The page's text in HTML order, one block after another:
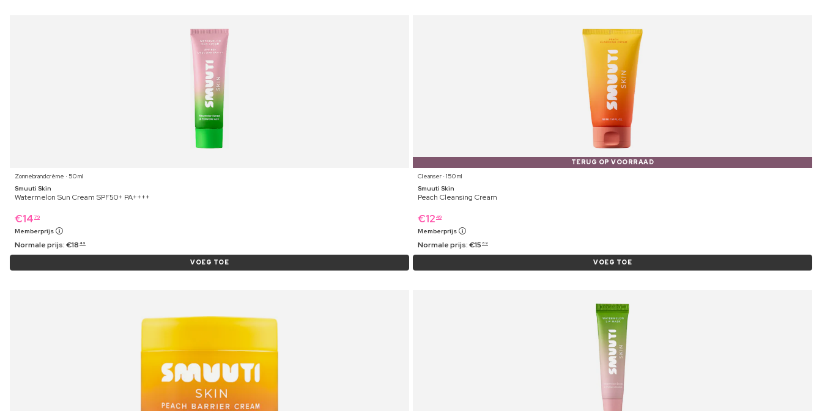
Zonnebrandcrème ⋅ 50 ml
Smuuti Skin
Watermelon Sun Cream SPF50+ PA++++
€14 79
Memberprijs
Normale prijs:€18 49
VOEG TOE
TERUG OP VOORRAAD
Cleanser ⋅ 150 ml
Smuuti Skin
Peach Cleansing Cream
€12 49
Memberprijs
Normale prijs:€15 69
VOEG TOE